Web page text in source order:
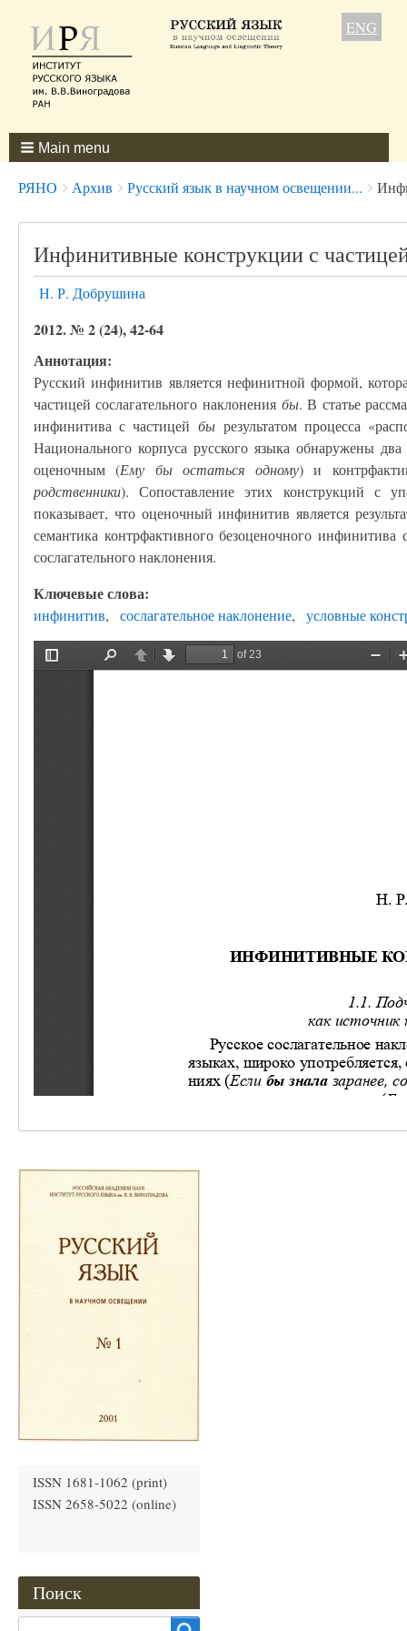
ENG
Main menu
Breadcrumbs
You
РЯНО Архив Русский язык в научном освещении...
Инфинитивные конструкции с
Н. Р. Добрушина
2012. № 2 (24), 42-64
Аннотация:
Русский инфинитив является нефинитной формой,
частицей сослагательного наклонениябы. В статье
инфинитива с частицей бы результатом процесса
Национального корпуса русского языка обнаружены
оценочным (Ему бы остаться одному) и
родственники). Сопоставление этих конструкций с
показывает, что оценочный инфинитив является
семантика контрфактивного безоценочного инфинитива
сослагательного наклонения.
Ключевые слова:
инфинитив сослагательное наклонение условные
ISSN 1681-1062 (print)
ISSN 2658-5022 (online)
Поиск